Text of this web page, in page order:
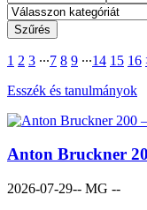
1 2 3 ∙∙∙7 8 9 ∙∙∙14 15 16
Esszék és tanulmányok
Anton Bruckner
2026-07-29-- MG --